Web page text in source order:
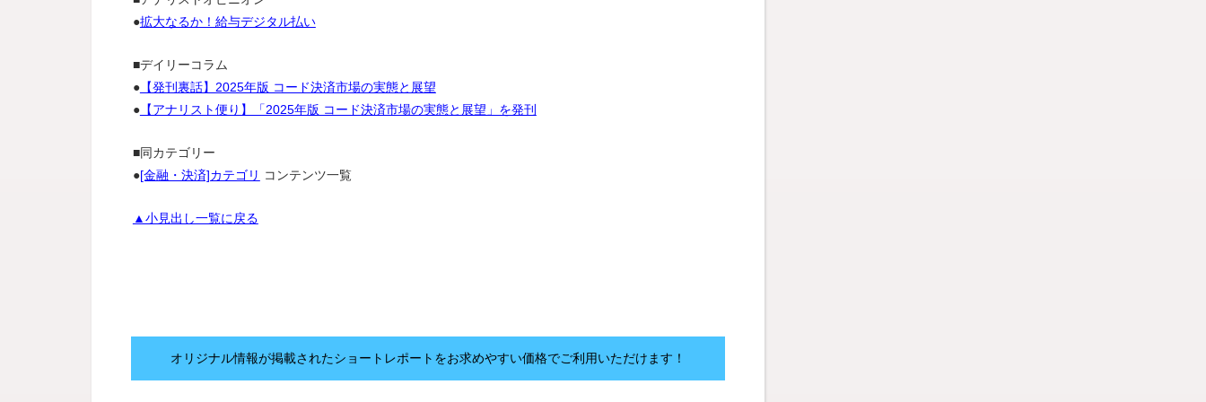
●拡大なるか！給与デジタル払い
■デイリーコラム
●【発刊裏話】2025年版 コード決済市場の実態と展望
●【アナリスト便り】「2025年版 コード決済市場の実態と展望」を発刊
■同カテゴリー
●[金融・決済]カテゴリ コンテンツ一覧
▲小見出し一覧に戻る
オリジナル情報が掲載されたショートレポートをお求めやすい価格でご利用いただけます！